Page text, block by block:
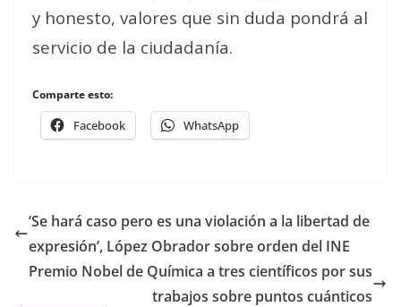
y honesto, valores que sin duda pondrá al
servicio de la ciudadanía.
Comparte esto:
Facebook WhatsApp
‘Se hará caso pero es una violación a la libertad de
expresión’, López Obrador sobre orden del INE
Premio Nobel de Química a tres científicos por sus
trabajos sobre puntos cuánticos